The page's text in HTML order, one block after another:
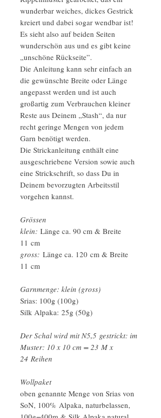
wunderbar weiches, dickes Gestrick
kreiert und dabei sogar wendbar ist!
Es sieht also auf beiden Seiten
wunderschön aus und es gibt keine
„unschöne Rückseite”.
Die Anleitung kann sehr einfach an
die gewünschte Breite oder Länge
angepasst werden und ist auch
großartig zum Verbrauchen kleiner
Reste aus Deinem „Stash“, da nur
recht geringe Mengen von jedem
Garn benötigt werden.
Die Strickanleitung enthält eine
ausgeschriebene Version sowie auch
eine Strickschrift, so dass Du in
Deinem bevorzugten Arbeitsstil
vorgehen kannst.
Grössen
klein: Länge ca. 90 cm & Breite
11 cm
gross: Länge ca. 120 cm & Breite
11 cm
Garnmenge: klein (gross)
Srias: 100g (100g)
Silk Alpaka: 25g (50g)
Der Schal wird mit N5,5 gestrickt: im
Muster: 10 x 10 cm = 23 M x
24 Reihen
Wollpaket
oben genannte Menge von Srias von
SoN, 100% Alpaka, naturbelassen,